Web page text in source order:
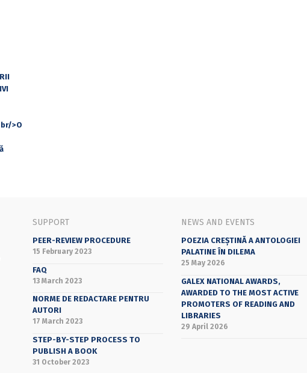
SUPPORT
PEER-REVIEW PROCEDURE
15 February 2023
FAQ
13 March 2023
NORME DE REDACTARE PENTRU
AUTORI
17 March 2023
STEP-BY-STEP PROCESS TO
PUBLISH A BOOK
31 October 2023
NEWS AND EVENTS
POEZIA CREȘTINĂ A ANTOLOGIEI
PALATINE ÎN DILEMA
25 May 2026
GALEX NATIONAL AWARDS,
AWARDED TO THE MOST ACTIVE
PROMOTERS OF READING AND
LIBRARIES
29 April 2026